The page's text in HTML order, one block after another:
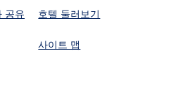
공유
호텔 둘러보기
사이트 맵